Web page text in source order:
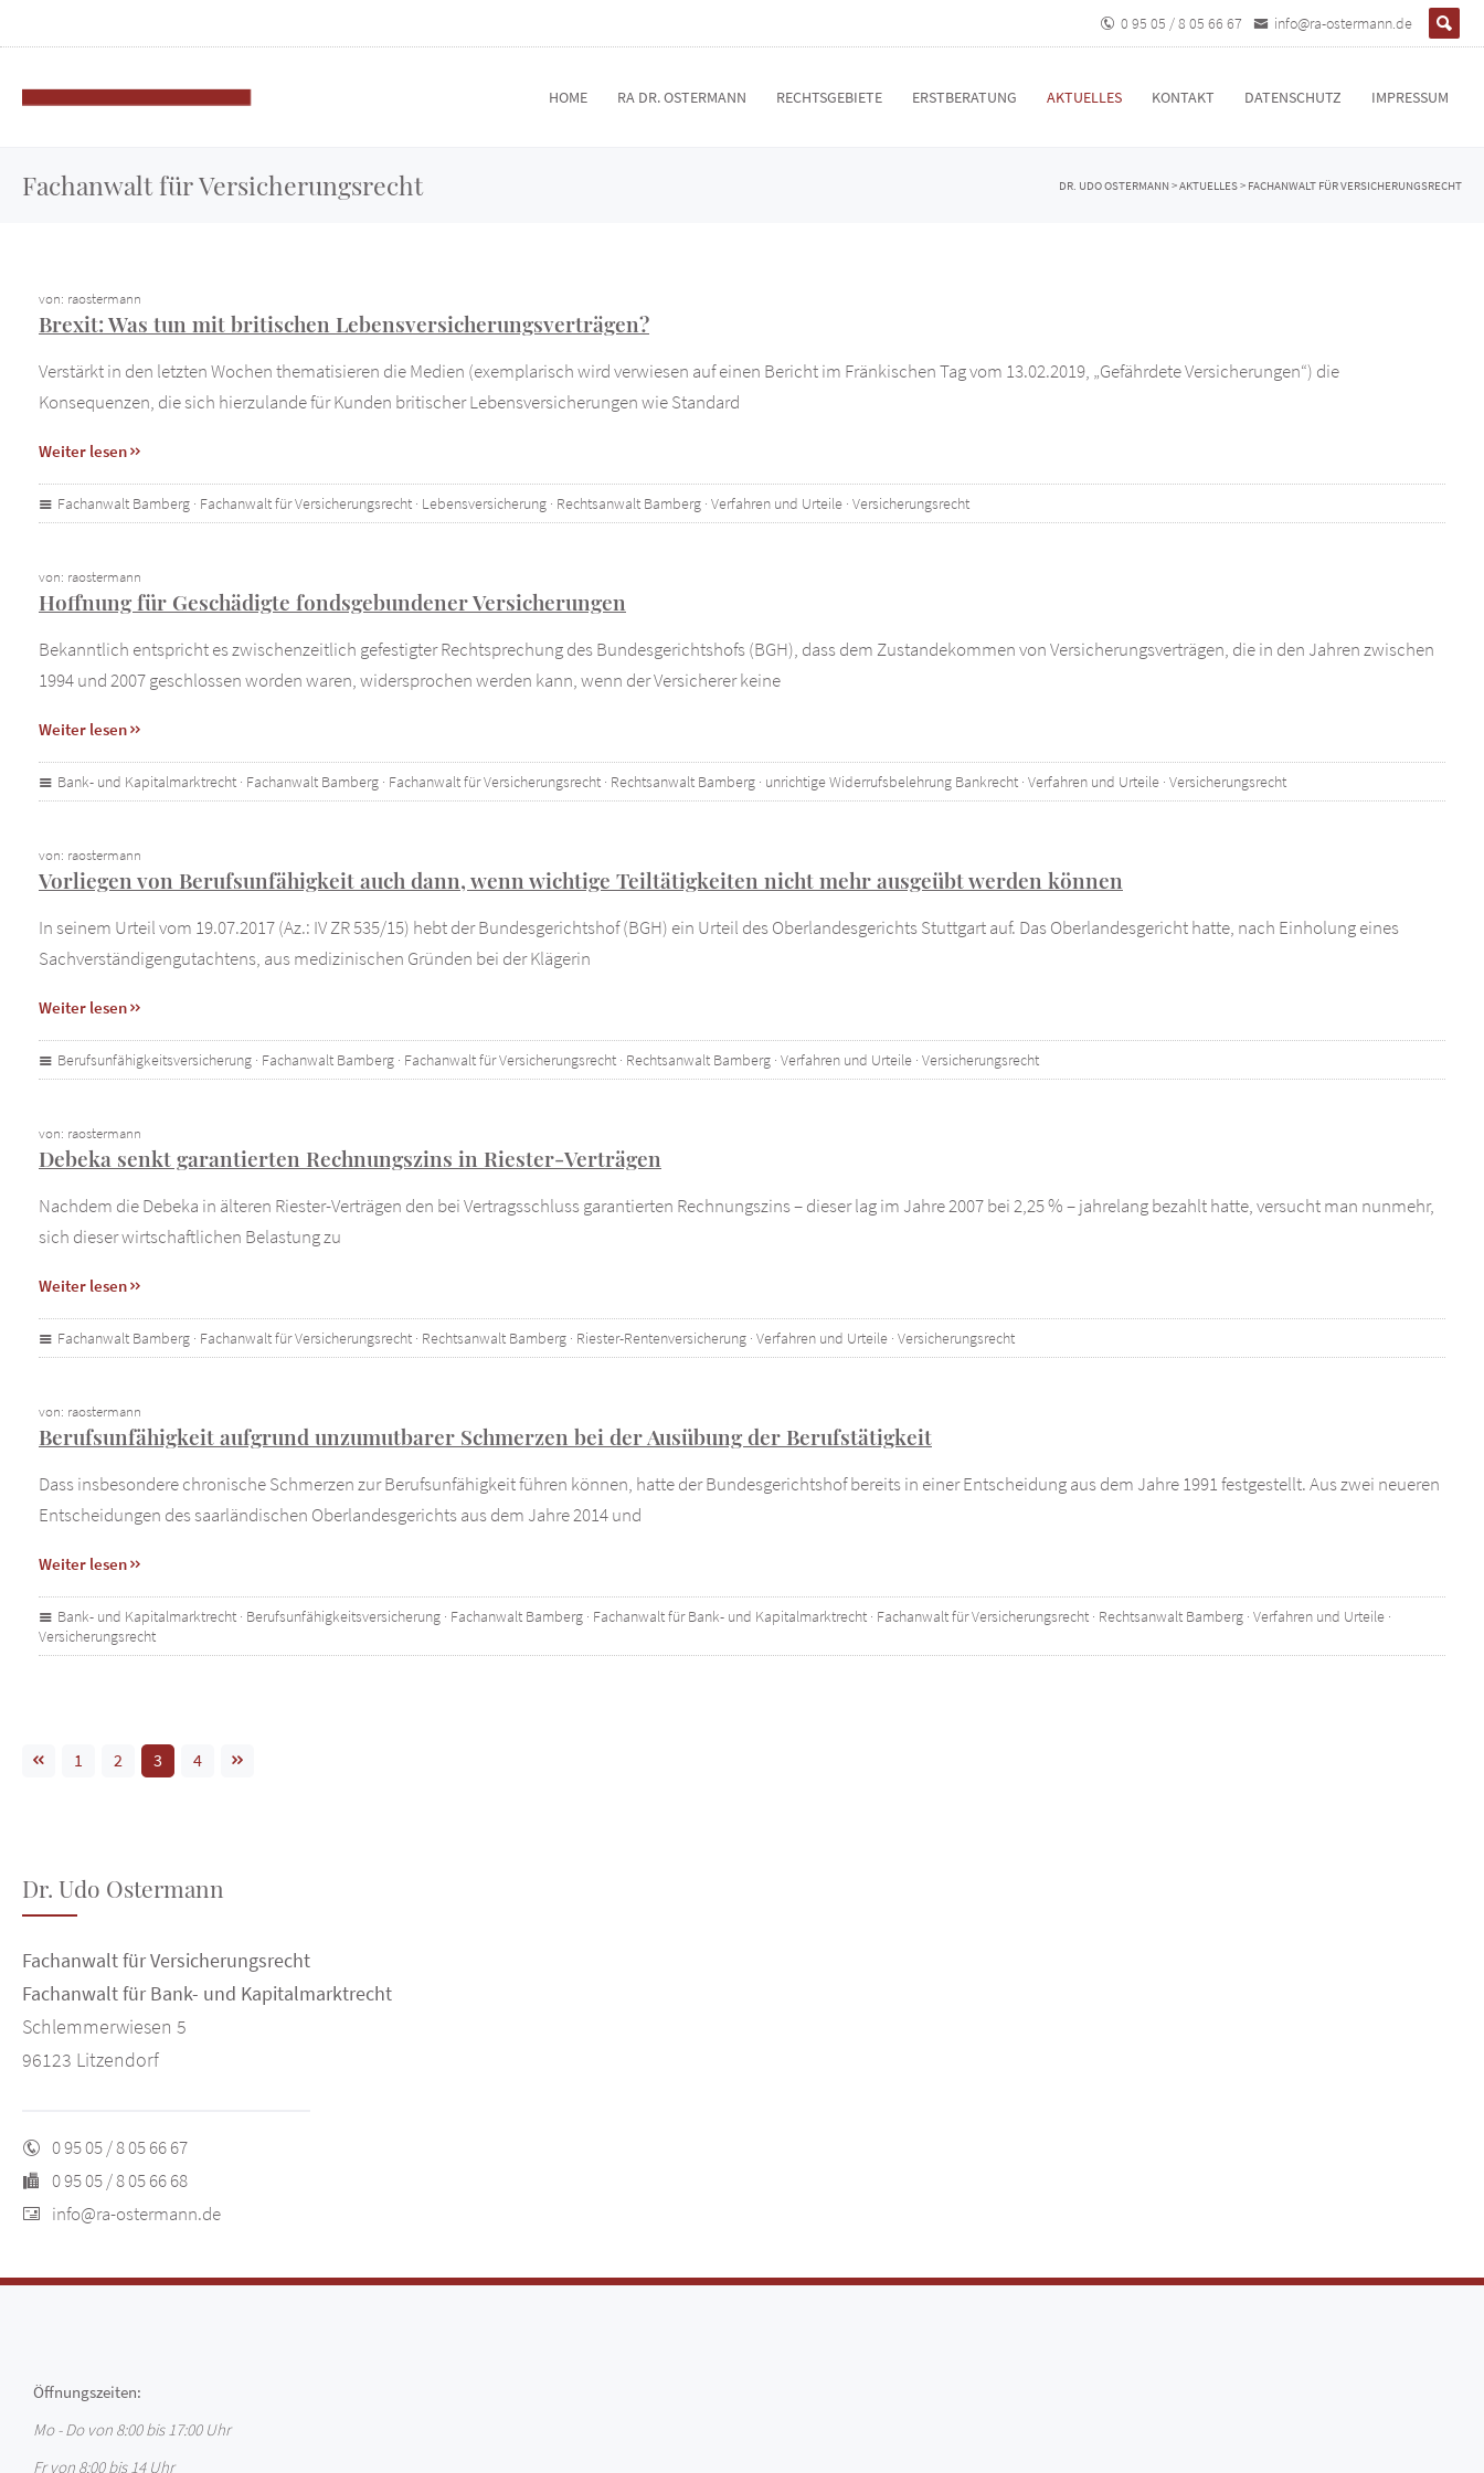
0 95 05 / 8 05 66 67 info@ra-ostermann.de
HOME RA DR. OSTERMANN RECHTSGEBIETE ERSTBERATUNG AKTUELLES KONTAKT DATENSCHUTZ IMPRESSUM
Fachanwalt für Versicherungsrecht DR. UDO OSTERMANN >AKTUELLES> FACHANWALT FÜR VERSICHERUNGSRECHT
von: raostermann
Brexit: Was tun mit britischen Lebensversicherungsverträgen?
Verstärkt in den letzten Wochen thematisieren die Medien (exemplarisch wird verwiesen auf einen Bericht im Fränkischen Tag vom 13.02.2019, „Gefährdete Versicherungen“) die
Konsequenzen, die sich hierzulande für Kunden britischer Lebensversicherungen wie Standard
Weiter lesen
Fachanwalt Bamberg · Fachanwalt für Versicherungsrecht · Lebensversicherung · Rechtsanwalt Bamberg · Verfahren und Urteile · Versicherungsrecht
von: raostermann
Hoffnung für Geschädigte fondsgebundener Versicherungen
Bekanntlich entspricht es zwischenzeitlich gefestigter Rechtsprechung des Bundesgerichtshofs (BGH), dass dem Zustandekommen von Versicherungsverträgen, die in den Jahren zwischen
1994 und 2007 geschlossen worden waren, widersprochen werden kann, wenn der Versicherer keine
Weiter lesen
Bank- und Kapitalmarktrecht · Fachanwalt Bamberg · Fachanwalt für Versicherungsrecht · Rechtsanwalt Bamberg · unrichtige Widerrufsbelehrung Bankrecht · Verfahren und Urteile · Versicherungsrecht
von: raostermann
Vorliegen von Berufsunfähigkeit auch dann, wenn wichtige Teiltätigkeiten nicht mehr ausgeübt werden können
In seinem Urteil vom 19.07.2017 (Az.: IV ZR 535/15) hebt der Bundesgerichtshof (BGH) ein Urteil des Oberlandesgerichts Stuttgart auf. Das Oberlandesgericht hatte, nach Einholung eines
Sachverständigengutachtens, aus medizinischen Gründen bei der Klägerin
Weiter lesen
Berufsunfähigkeitsversicherung · Fachanwalt Bamberg · Fachanwalt für Versicherungsrecht · Rechtsanwalt Bamberg · Verfahren und Urteile · Versicherungsrecht
von: raostermann
Debeka senkt garantierten Rechnungszins in Riester-Verträgen
Nachdem die Debeka in älteren Riester-Verträgen den bei Vertragsschluss garantierten Rechnungszins – dieser lag im Jahre 2007 bei 2,25 % – jahrelang bezahlt hatte, versucht man nunmehr,
sich dieser wirtschaftlichen Belastung zu
Weiter lesen
Fachanwalt Bamberg · Fachanwalt für Versicherungsrecht · Rechtsanwalt Bamberg · Riester-Rentenversicherung · Verfahren und Urteile · Versicherungsrecht
von: raostermann
Berufsunfähigkeit aufgrund unzumutbarer Schmerzen bei der Ausübung der Berufstätigkeit
Dass insbesondere chronische Schmerzen zur Berufsunfähigkeit führen können, hatte der Bundesgerichtshof bereits in einer Entscheidung aus dem Jahre 1991 festgestellt. Aus zwei neueren
Entscheidungen des saarländischen Oberlandesgerichts aus dem Jahre 2014 und
Weiter lesen
Bank- und Kapitalmarktrecht · Berufsunfähigkeitsversicherung · Fachanwalt Bamberg · Fachanwalt für Bank- und Kapitalmarktrecht · Fachanwalt für Versicherungsrecht · Rechtsanwalt Bamberg · Verfahren und Urteile ·
Versicherungsrecht
1 2 3 4
Dr. Udo Ostermann
Fachanwalt für Versicherungsrecht
Fachanwalt für Bank- und Kapitalmarktrecht
Schlemmerwiesen 5
96123 Litzendorf
0 95 05 / 8 05 66 67
0 95 05 / 8 05 66 68
info@ra-ostermann.de
Öffnungszeiten:
Mo - Do von 8:00 bis 17:00 Uhr
Fr von 8:00 bis 14 Uhr